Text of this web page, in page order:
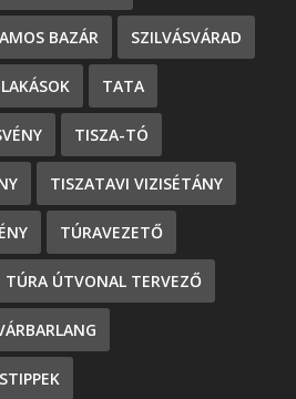
BAZÁR SZILVÁSVÁRAD
TATA
TISZA-TÓ
TISZATAVI VIZISÉTÁNY
TÚRAVEZETŐ
TÚRA ÚTVONAL TERVEZŐ